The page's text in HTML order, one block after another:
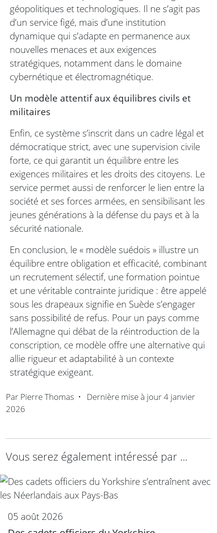
géopolitiques et technologiques. Il ne s’agit pas
d’un service figé, mais d’une institution
dynamique qui s’adapte en permanence aux
nouvelles menaces et aux exigences
stratégiques, notamment dans le domaine
cybernétique et électromagnétique.
Un modèle attentif aux équilibres civils et
militaires
Enfin, ce système s’inscrit dans un cadre légal et
démocratique strict, avec une supervision civile
forte, ce qui garantit un équilibre entre les
exigences militaires et les droits des citoyens. Le
service permet aussi de renforcer le lien entre la
société et ses forces armées, en sensibilisant les
jeunes générations à la défense du pays et à la
sécurité nationale.
En conclusion, le « modèle suédois » illustre un
équilibre entre obligation et efficacité, combinant
un recrutement sélectif, une formation pointue
et une véritable contrainte juridique : être appelé
sous les drapeaux signifie en Suède s’engager
sans possibilité de refus. Pour un pays comme
l’Allemagne qui débat de la réintroduction de la
conscription, ce modèle offre une alternative qui
allie rigueur et adaptabilité à un contexte
stratégique exigeant.
Par Pierre Thomas • Dernière mise à jour4 janvier
2026
Vous serez également intéressé par ...
05 août 2026